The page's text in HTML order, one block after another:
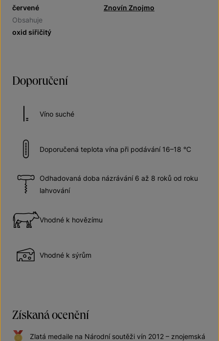
červené
Znovín Znojmo
Obsahuje
oxid siřičitý
Doporučení
Víno suché
Doporučená teplota vína při podávání 16–18 °C
Odhadovaná doba názrávání 6 až 8 roků od roku
lahvování
Vhodné k hovězímu
Vhodné k sýrům
Získaná ocenění
Zlatá medaile na Národní soutěži vín 2012 – znojemská